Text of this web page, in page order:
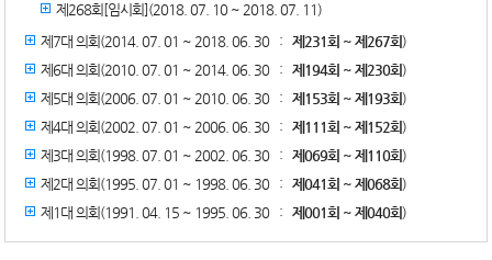
제268회[임시회](2018. 07. 10 ~ 2018. 07. 11)
제7대 의회(2014. 07. 01 ~ 2018. 06. 30 :제231회 ~ 제267회)
제6대 의회(2010. 07. 01 ~ 2014. 06. 30 :제194회 ~ 제230회)
제5대 의회(2006. 07. 01 ~ 2010. 06. 30 :제153회 ~ 제193회)
제4대 의회(2002. 07. 01 ~ 2006. 06. 30 :제111회 ~ 제152회)
제3대 의회(1998. 07. 01 ~ 2002. 06. 30 :제069회 ~ 제110회)
제2대 의회(1995. 07. 01 ~ 1998. 06. 30 :제041회 ~ 제068회)
제1대 의회(1991. 04. 15 ~ 1995. 06. 30 :제001회 ~ 제040회)